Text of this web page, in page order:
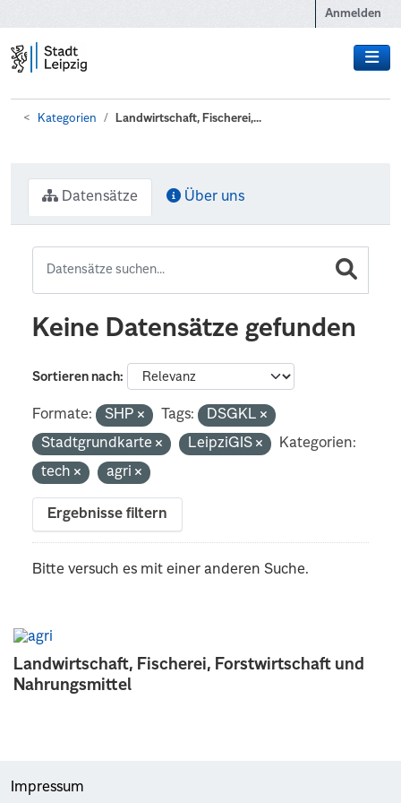
Anmelden
Kategorien Landwirtschaft, Fischerei,...
Landwirtschaft, Fischerei, Forstwirtschaft und
Nahrungsmittel
Datensätze Über uns
Keine Datensätze gefunden
Sortieren nach
Formate: SHP Tags:
DSGKL
Stadtgrundkarte
LeipziGIS
Kategorien:
tech
agri
Ergebnisse filtern
Bitte versuch es mit einer anderen Suche.
Impressum